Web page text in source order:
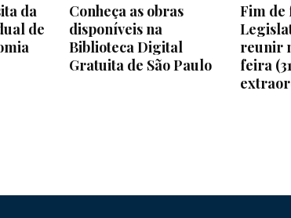
da
de
Conheça as obras
disponíveis na
Biblioteca Digital
Gratuita de São Paulo
Fim de
reunir
feira